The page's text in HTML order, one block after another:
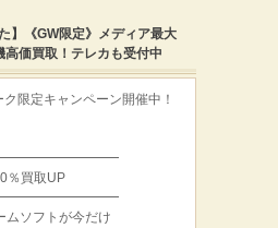
】《GW限定》メディア最大
価買取！テレカも受付中
限定キャンペーン開催中！
％買取UP
ムソフトが今だけ